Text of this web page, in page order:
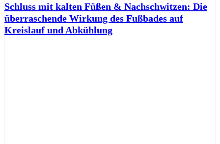
Schluss mit kalten Füßen & Nachschwitzen: Die
überraschende Wirkung des Fußbades auf
Kreislauf und Abkühlung